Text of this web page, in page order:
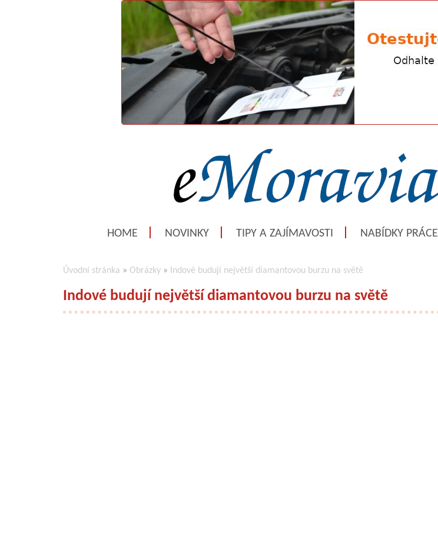
HOME NOVINKY TIPY A ZAJÍMAVOSTI NABÍDKY PRÁCE
Úvodní stránka » Obrázky » Indové budují největší diamantovou burzu na světě
Indové budují největší diamantovou burzu na světě